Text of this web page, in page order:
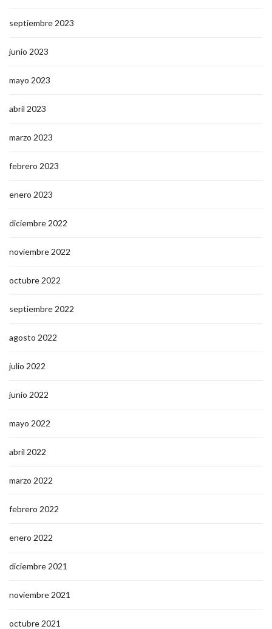
septiembre 2023
junio 2023
mayo 2023
abril 2023
marzo 2023
febrero 2023
enero 2023
diciembre 2022
noviembre 2022
octubre 2022
septiembre 2022
agosto 2022
julio 2022
junio 2022
mayo 2022
abril 2022
marzo 2022
febrero 2022
enero 2022
diciembre 2021
noviembre 2021
octubre 2021